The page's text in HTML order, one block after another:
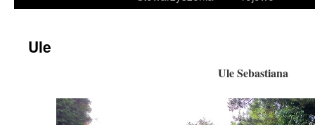
Ule
Ule Sebastiana